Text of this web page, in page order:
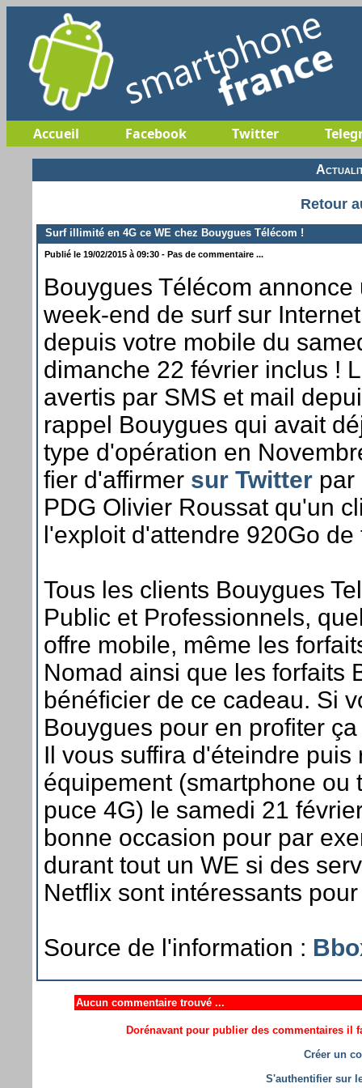
Accueil Facebook Twitter
Retour
Surf illimité en 4G ce WE chez Bouygues Télécom !
Publié le 19/02/2015 à 09:30 - Pas de commentaire ...
Bouygues Télécom annonce
week-end de surf sur
depuis votre mobile du
dimanche 22 février inclus !
avertis par SMS et mail
rappel Bouygues qui avait
type d'opération en
fier d'affirmer sur Twitter par
PDG Olivier Roussat qu'un
l'exploit d'attendre 920Go
Tous les clients Bouygues
Public et Professionnels,
offre mobile, même les
Nomad ainsi que les forfaits
bénéficier de ce cadeau. Si
Bouygues pour en profiter
Il vous suffira d'éteindre puis
équipement (smartphone ou
puce 4G) le samedi 21
bonne occasion pour par
durant tout un WE si des
Netflix sont intéressants
Source de l'information :
Aucun commentaire trouvé ...
Dorénavant pour publier des commentaires il
Créer un
S'authentifier sur